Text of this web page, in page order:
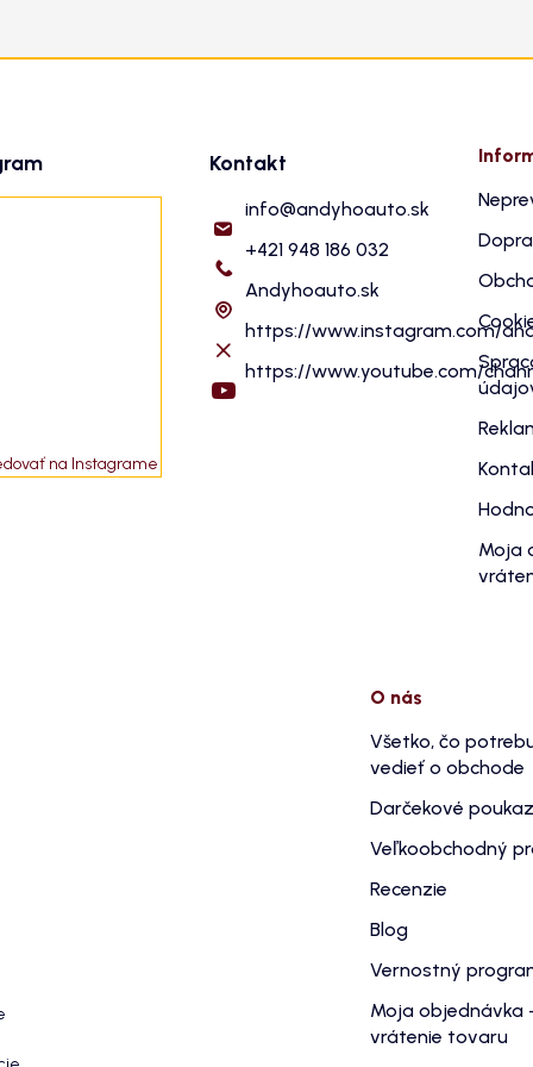
na Instagrame
Kontakt
info@andyhoauto.sk
+421 948 186 032
Andyhoauto.sk
https://www.instagram.com/
https://www.youtube.com/
Moja
O nás
Všetko, čo
vedieť o obchode
Darčekové
Veľkoobchodný
Recenzie
Blog
Vernostný
Moja objednávka
vrátenie tovaru